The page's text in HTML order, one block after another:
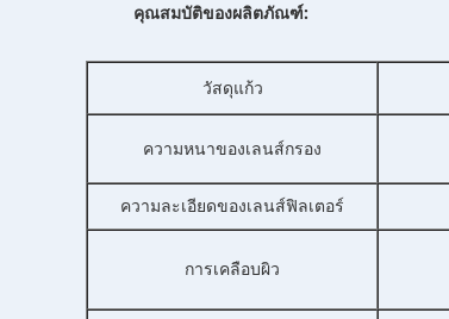
คุณสมบัติของผลิตภัณฑ์:
วัสดุแก้ว
ความหนาของเลนส์กรอง
ความละเอียดของเลนส์ฟิลเตอร์
การเคลือบผิว